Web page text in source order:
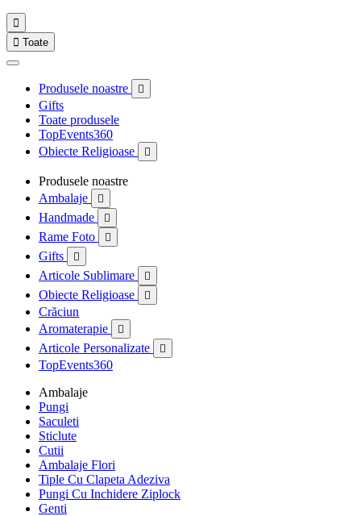

 Toate
Produsele noastre 
Gifts
Toate produsele
TopEvents360
Obiecte Religioase

Produsele noastre
Ambalaje

Handmade 
Rame Foto 
Gifts 
Articole Sublimare 
Obiecte Religioase 
Crăciun
Aromaterapie

Articole Personalizate 
TopEvents360
Ambalaje
Pungi
Saculeti
Sticlute
Cutii
Ambalaje Flori
Tiple Cu Clapeta Adeziva
Pungi Cu Inchidere Ziplock
Genti